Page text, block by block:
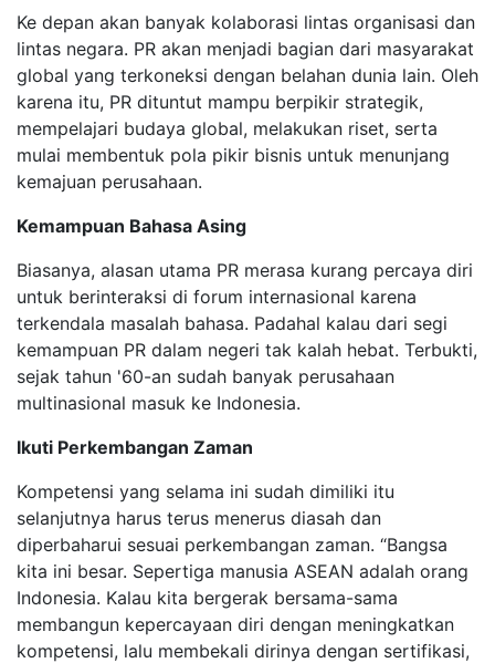
Ke depan akan banyak kolaborasi lintas organisasi dan
lintas negara. PR akan menjadi bagian dari masyarakat
global yang terkoneksi dengan belahan dunia lain. Oleh
karena itu, PR dituntut mampu berpikir strategik,
mempelajari budaya global, melakukan riset, serta
mulai membentuk pola pikir bisnis untuk menunjang
kemajuan perusahaan.
Kemampuan Bahasa Asing
Biasanya, alasan utama PR merasa kurang percaya diri
untuk berinteraksi di forum internasional karena
terkendala masalah bahasa. Padahal kalau dari segi
kemampuan PR dalam negeri tak kalah hebat. Terbukti,
sejak tahun '60-an sudah banyak perusahaan
multinasional masuk ke Indonesia.
Ikuti Perkembangan Zaman
Kompetensi yang selama ini sudah dimiliki itu
selanjutnya harus terus menerus diasah dan
diperbaharui sesuai perkembangan zaman. “Bangsa
kita ini besar. Sepertiga manusia ASEAN adalah orang
Indonesia. Kalau kita bergerak bersama-sama
membangun kepercayaan diri dengan meningkatkan
kompetensi, lalu membekali dirinya dengan sertifikasi,